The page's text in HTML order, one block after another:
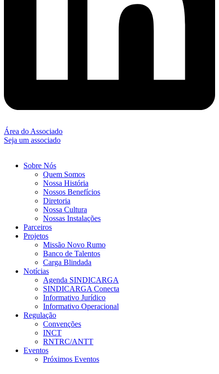
Área do Associado
Seja um associado
Sobre Nós
Quem Somos
Nossa História
Nossos Benefícios
Diretoria
Nossa Cultura
Nossas Instalações
Parceiros
Projetos
Missão Novo Rumo
Banco de Talentos
Carga Blindada
Notícias
Agenda SINDICARGA
SINDICARGA Conecta
Informativo Jurídico
Informativo Operacional
Regulação
Convenções
INCT
RNTRC/ANTT
Eventos
Próximos Eventos